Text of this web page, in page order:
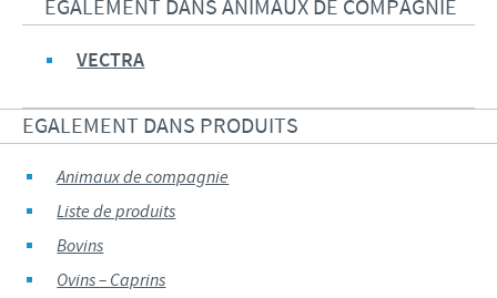
Volailles
Avantages du poussin Ceva Inside
C.H.I.C.K. Program®
Vaccins couvoirs
Communiqué de presse
Importance de la responsabilité
Business et partenariat scientifique
CARRIERE
CONTACTEZ-NOUS
EGALEMENT DANS ANIMAUX DE COMPAGNIE
VECTRA
EGALEMENT DANS PRODUITS
Animaux de compagnie
Liste de produits
Bovins
Ovins – Caprins